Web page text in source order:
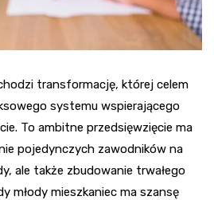
transformację, której celem
systemu wspierającego
To ambitne przedsięwzięcie ma
pojedynczych zawodników na
ale także zbudowanie trwałego
młody mieszkaniec ma szansę